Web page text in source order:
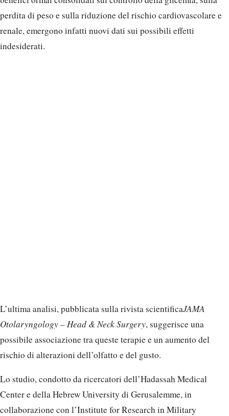
perdita di peso e sulla riduzione del rischio cardiovascolare e
renale, emergono infatti nuovi dati sui possibili effetti
indesiderati.
L’ultima analisi, pubblicata sulla rivista scientificaJAMA
Otolaryngology – Head & Neck Surgery, suggerisce una
possibile associazione tra queste terapie e un aumento del
rischio di alterazioni dell’olfatto e del gusto.
Lo studio, condotto da ricercatori dell’Hadassah Medical
Center e della Hebrew University di Gerusalemme, in
collaborazione con l’Institute for Research in Military